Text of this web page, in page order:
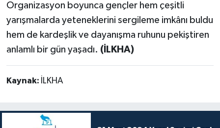
Organizasyon boyunca gençler hem çeşitli
yarışmalarda yeteneklerini sergileme imkânı buldu
hem de kardeşlik ve dayanışma ruhunu pekiştiren
anlamlı bir gün yaşadı. (İLKHA)
Kaynak: İLKHA